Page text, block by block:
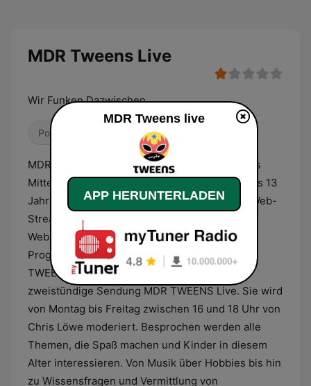
MDR Tweens Live
Wir Funken Dazwischen
Pop / Top 40 Kindermusik
MDR TWEENS ist das neue Medienangebot des
Mitteldeutschen Rundfunks für Kinder von 8 bis 13
Jahren. Zu hören ist das Programm über den Web-
Stream auf der Webseite von MDR TWEENS
Website oder in Mitteldeutschland über DAB+.
Programm und tolle Musik gibt es bei MDR
TWEENS rund um die Uhr. Kernstück ist die
zweistündige Sendung MDR TWEENS Live. Sie wird
von Montag bis Freitag zwischen 16 und 18 Uhr von
Chris Löwe moderiert. Besprochen werden alle
Themen, die Spaß machen und Kinder in diesem
Alter interessieren. Von Musik über Hobbies bis hin
zu Wissensfragen und Vermittlung von
MDR Tweens live
APP HERUNTERLADEN